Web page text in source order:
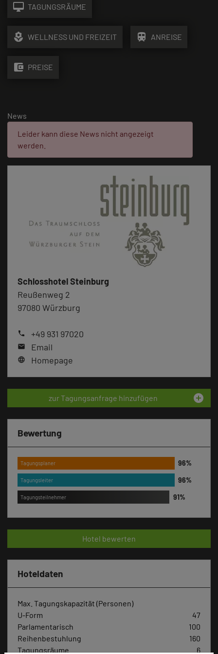
desktop_mac TAGUNGSRÄUME
local_florist WELLNESS UND FREIZEIT train ANREISE
account_balance_wallet PREISE
News
Fehler:
Leider kann diese News nicht angezeigt
werden.
Schlosshotel Steinburg
Reußenweg 2
97080 Würzburg
phone +49 931 97020
mail Email
language Homepage
zur Tagungsanfrage hinzufügen add_circle
Bewertung
Tagungsplaner
Tagungsleiter
Tagungsteilnehmer
Hotel bewerten
Hoteldaten
Max. Tagungskapazität (Personen)
U-Form
47
Parlamentarisch
100
Reihenbestuhlung
160
Tagungsräume
6